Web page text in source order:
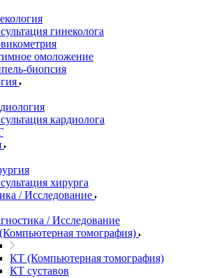
гинеколога
омоложение
биопсия
кардиолога
хирурга
/ Исследование
/ Исследование
томография)
КТ (Компьютерная томография)
КТ суставов